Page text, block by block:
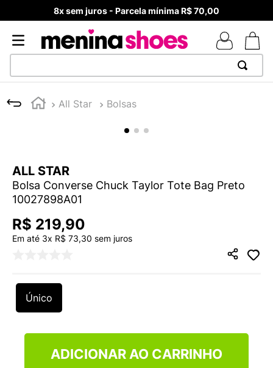
8x sem juros - Parcela mínima R$ 70,00
All Star Bolsas
ALL STAR
Bolsa Converse Chuck Taylor Tote Bag Preto
10027898A01
R$ 219,90
Em até 3x R$ 73,30 sem juros
Único
ADICIONAR AO CARRINHO
1
TÊNIS NEWS BALANCE 530
4º
TÊNIS VEJA WHITE
5º
ADIDAS
º
7 º
MELISSA SLIDE
10º NEW 530